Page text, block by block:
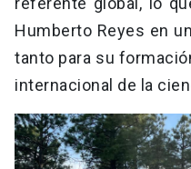
Humberto Reyes en
tanto para su
internacional de la